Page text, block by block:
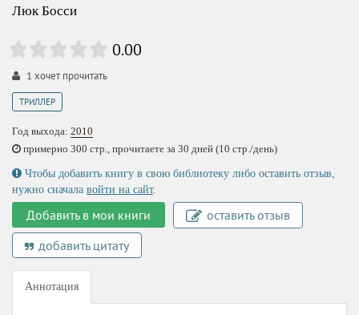
Люк Босси
0.00
1 хочет прочитать
ТРИЛЛЕР
Год выхода: 2010
примерно 300 стр., прочитаете за 30 дней (10 стр./день)
Чтобы добавить книгу в свою библиотеку либо оставить отзыв,
нужно сначала войти на сайт.
Добавить в мои книги
оставить отзыв
добавить цитату
Аннотация